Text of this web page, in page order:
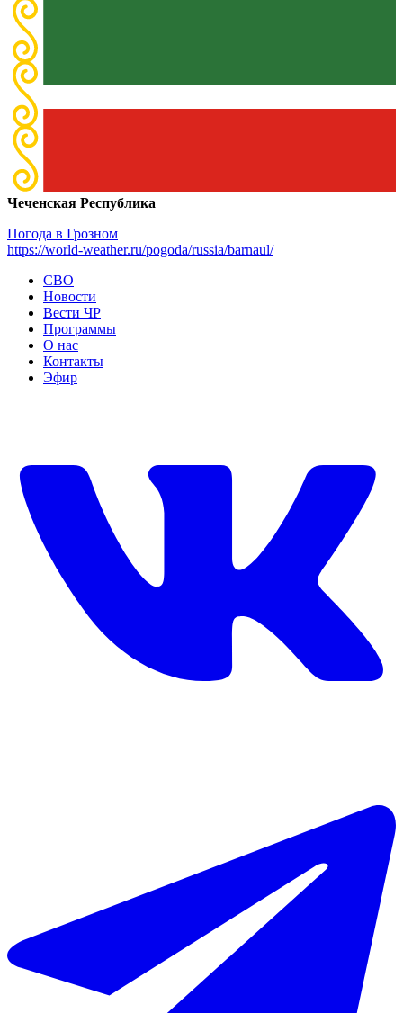
Чеченская Республика
Погода в Грозном
https://world-weather.ru/pogoda/russia/barnaul/
СВО
Новости
Вести ЧР
Программы
О нас
Контакты
Эфир